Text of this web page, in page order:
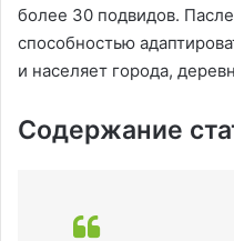
более 30 подвидов.
способностью
и населяет города,
Содержание